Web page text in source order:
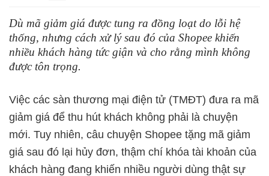
Dù mã giảm giá được tung ra đồng loạt do lỗi hệ
thống, nhưng cách xử lý sau đó của Shopee khiến
nhiều khách hàng tức giận và cho rằng mình không
được tôn trọng.
Việc các sàn thương mại điện tử (TMĐT) đưa ra mã
giảm giá để thu hút khách không phải là chuyện
mới. Tuy nhiên, câu chuyện Shopee tặng mã giảm
giá sau đó lại hủy đơn, thậm chí khóa tài khoản của
khách hàng đang khiến nhiều người dùng thật sự